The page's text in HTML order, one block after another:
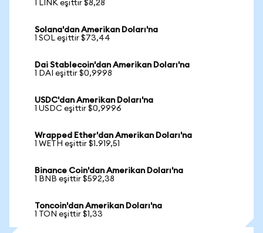
1 LINK eşittir $8,28
Solana'dan Amerikan Doları'na
1 SOL eşittir $73,44
Dai Stablecoin'dan Amerikan Doları'na
1 DAI eşittir $0,9998
USDC'dan Amerikan Doları'na
1 USDC eşittir $0,9996
Wrapped Ether'dan Amerikan Doları'na
1 WETH eşittir $1.919,51
Binance Coin'dan Amerikan Doları'na
1 BNB eşittir $592,38
Toncoin'dan Amerikan Doları'na
1 TON eşittir $1,33